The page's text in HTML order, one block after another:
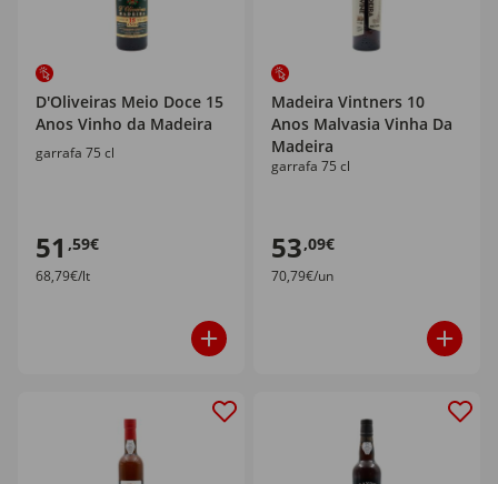
D'Oliveiras Meio Doce 15
Anos Vinho da Madeira
garrafa 75 cl
51 ,59€
68,79€/lt
Madeira Vintners 10
Anos Malvasia Vinha Da
Madeira
garrafa 75 cl
53,09€
70,79€/un